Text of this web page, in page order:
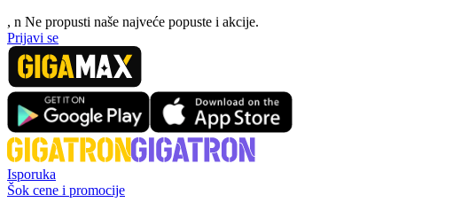
, n Ne propusti naše najveće popuste i akcije.
Prijavi se
Isporuka
Šok cene i promocije